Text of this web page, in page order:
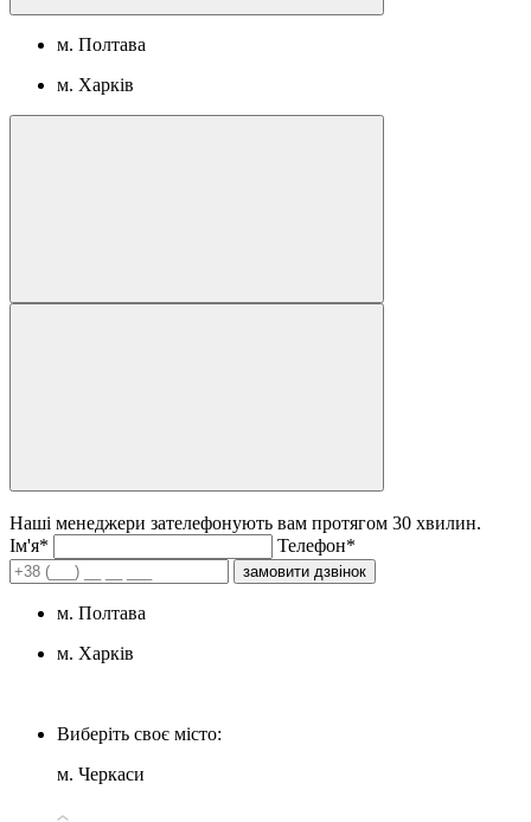
м. Полтава
м. Харків
Наші менеджери зателефонують вам протягом 30 хвилин.
Iм'я*
Телефон*
замовити дзвінок
м. Полтава
м. Харків
Виберіть своє місто:
м. Черкаси